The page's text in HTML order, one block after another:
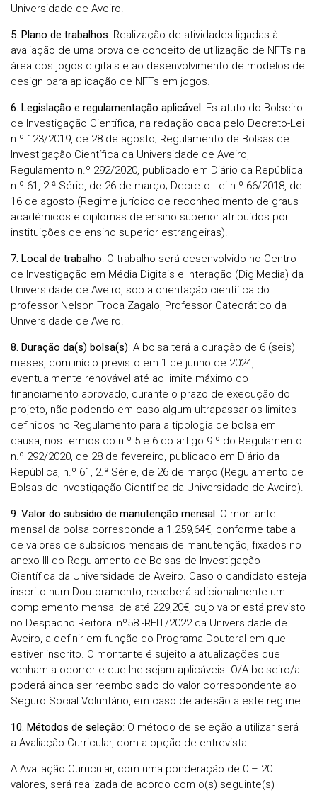
Universidade de Aveiro.
5. Plano de trabalhos: Realização de atividades ligadas à
avaliação de uma prova de conceito de utilização de NFTs na
área dos jogos digitais e ao desenvolvimento de modelos de
design para aplicação de NFTs em jogos.
6. Legislação e regulamentação aplicável: Estatuto do Bolseiro
de Investigação Científica, na redação dada pelo Decreto-Lei
n.º 123/2019, de 28 de agosto; Regulamento de Bolsas de
Investigação Científica da Universidade de Aveiro,
Regulamento n.º 292/2020, publicado em Diário da República
n.º 61, 2.ª Série, de 26 de março; Decreto-Lei n.º 66/2018, de
16 de agosto (Regime jurídico de reconhecimento de graus
académicos e diplomas de ensino superior atribuídos por
instituições de ensino superior estrangeiras).
7. Local de trabalho: O trabalho será desenvolvido no Centro
de Investigação em Média Digitais e Interação (DigiMedia) da
Universidade de Aveiro, sob a orientação científica do
professor Nelson Troca Zagalo, Professor Catedrático da
Universidade de Aveiro.
8. Duração da(s) bolsa(s): A bolsa terá a duração de 6 (seis)
meses, com início previsto em 1 de junho de 2024,
eventualmente renovável até ao limite máximo do
financiamento aprovado, durante o prazo de execução do
projeto, não podendo em caso algum ultrapassar os limites
definidos no Regulamento para a tipologia de bolsa em
causa, nos termos do n.º 5 e 6 do artigo 9.º do Regulamento
n.º 292/2020, de 28 de fevereiro, publicado em Diário da
República, n.º 61, 2.ª Série, de 26 de março (Regulamento de
Bolsas de Investigação Científica da Universidade de Aveiro).
9. Valor do subsídio de manutenção mensal: O montante
mensal da bolsa corresponde a 1.259,64€, conforme tabela
de valores de subsídios mensais de manutenção, fixados no
anexo III do Regulamento de Bolsas de Investigação
Científica da Universidade de Aveiro. Caso o candidato esteja
inscrito num Doutoramento, receberá adicionalmente um
complemento mensal de até 229,20€, cujo valor está previsto
no Despacho Reitoral nº58 -REIT/2022 da Universidade de
Aveiro, a definir em função do Programa Doutoral em que
estiver inscrito. O montante é sujeito a atualizações que
venham a ocorrer e que lhe sejam aplicáveis. O/A bolseiro/a
poderá ainda ser reembolsado do valor correspondente ao
Seguro Social Voluntário, em caso de adesão a este regime.
10. Métodos de seleção: O método de seleção a utilizar será
a Avaliação Curricular, com a opção de entrevista.
A Avaliação Curricular, com uma ponderação de 0 – 20
valores, será realizada de acordo com o(s) seguinte(s)